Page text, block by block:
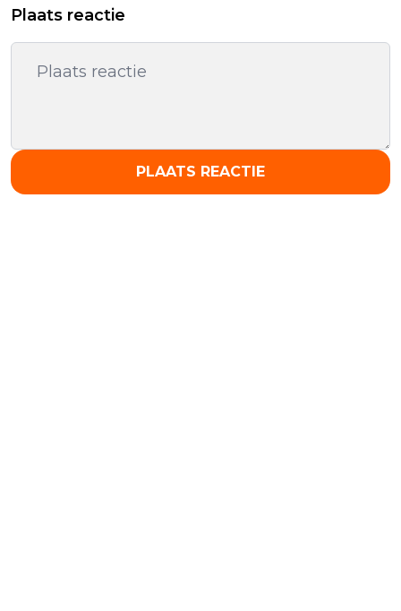
Plaats reactie
PLAATS REACTIE